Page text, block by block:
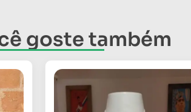
goste também